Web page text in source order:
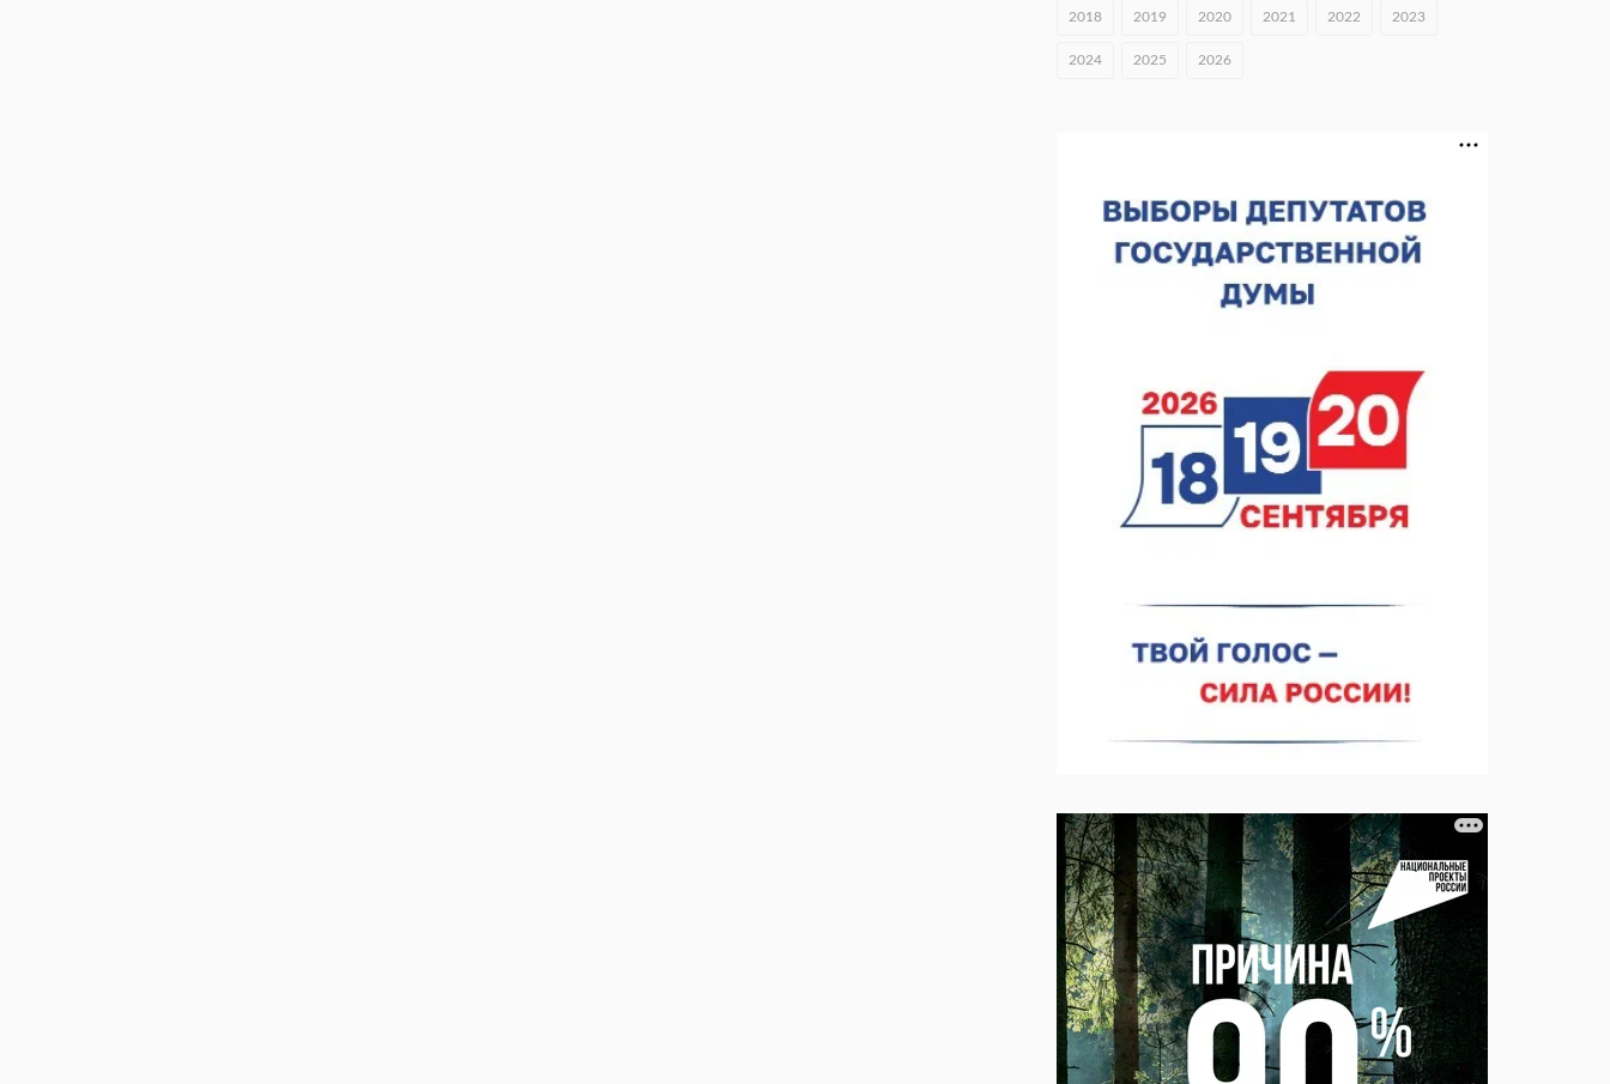
16 нижегородцев победили в конкурсе «Большая
В Нижнем Новгороде подвели итоги отбора на
фестиваль «Музыка балконов»
05.08.2026 14:04
05.08.2026 12:31
В «Заповедных кварталах» отметят 120-летие
усадьбы Гусевых
05.08.2026 11:28
2018 2019 2020 2021 2022 2023
2024 2025 2026